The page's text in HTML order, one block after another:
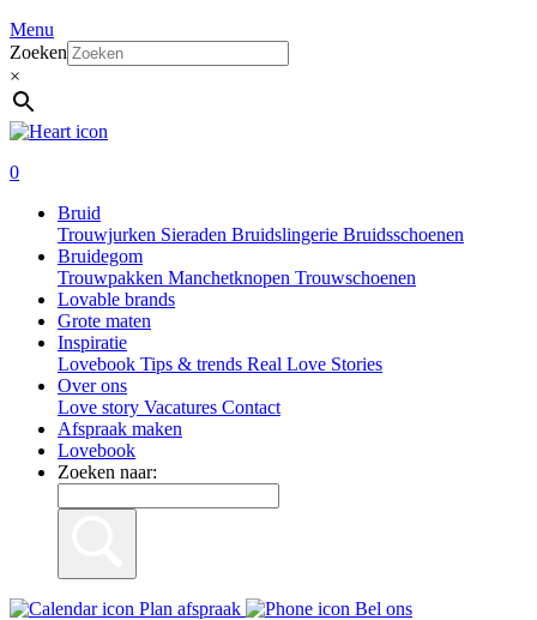
Menu
Zoeken
×
0
Bruid
Trouwjurken Sieraden Bruidslingerie Bruidsschoenen
Bruidegom
Trouwpakken Manchetknopen Trouwschoenen
Lovable brands
Grote maten
Inspiratie
Lovebook Tips & trends Real Love Stories
Over ons
Love story Vacatures Contact
Afspraak maken
Lovebook
Zoeken naar:
Plan afspraak Bel ons